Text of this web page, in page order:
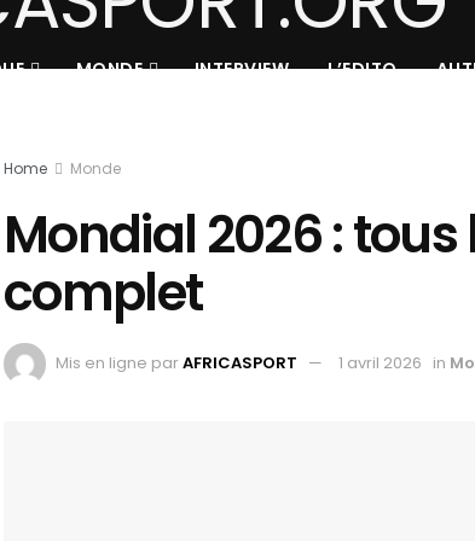
MONDE INTERVIEW L’EDITO
Home Monde
Mondial 2026 :
complet
Mis en ligne parAFRICASPORT 1 avril 2026 in